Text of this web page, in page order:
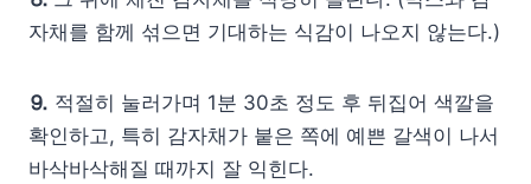
자채를 함께 섞으면 기대하는 식감이 나오지 않는다.)
⒐ 적절히 눌러가며 1분 30초 정도 후 뒤집어 색깔을
확인하고, 특히 감자채가 붙은 쪽에 예쁜 갈색이 나서
바삭바삭해질 때까지 잘 익힌다.